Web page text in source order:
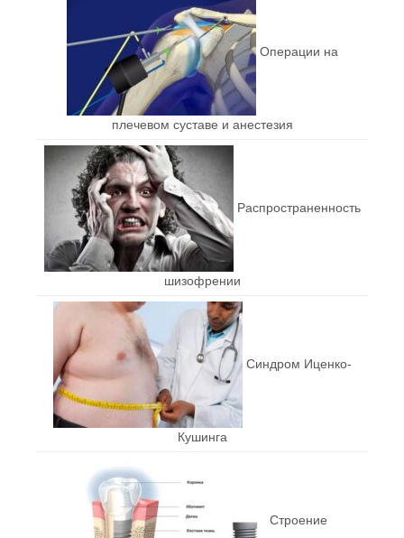
Операции на
плечевом суставе и анестезия
Распространенность
шизофрении
Синдром Иценко-
Кушинга
Строение